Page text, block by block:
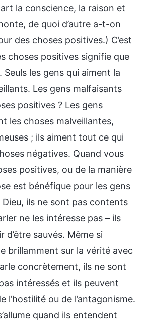
la conscience, la raison et
de quoi d’autre a-t-on
des choses positives.) C’est
choses positives signifie que
Seuls les gens qui aiment la
Les gens malfaisants
positives ? Les gens
les choses malveillantes,
; ils aiment tout ce qui
négatives. Quand vous
positives, ou de la manière
est bénéfique pour les gens
Dieu, ils ne sont pas contents
ne les intéresse pas – ils
d’être sauvés. Même si
brillamment sur la vérité avec
concrètement, ils ne sont
intéressés et ils peuvent
l’hostilité ou de l’antagonisme.
quand ils entendent